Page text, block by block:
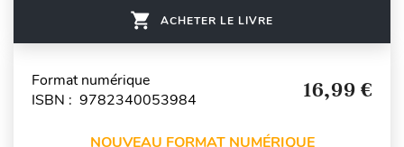
ACHETER LE LIVRE
Format numérique
ISBN : 9782340053984
16,99 €
NOUVEAU FORMAT NUMÉRIQUE